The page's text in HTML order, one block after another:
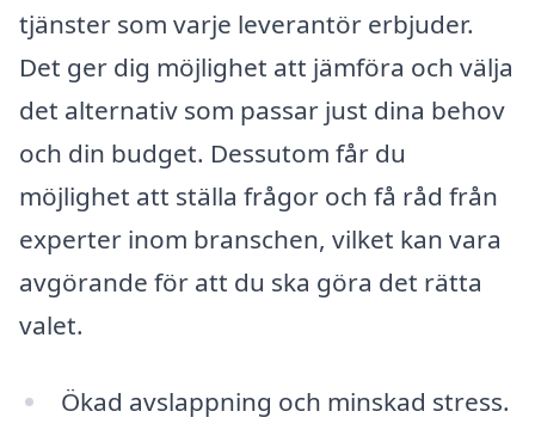
tjänster som varje leverantör erbjuder.
Det ger dig möjlighet att jämföra och välja
det alternativ som passar just dina behov
och din budget. Dessutom får du
möjlighet att ställa frågor och få råd från
experter inom branschen, vilket kan vara
avgörande för att du ska göra det rätta
valet.
Ökad avslappning och minskad stress.